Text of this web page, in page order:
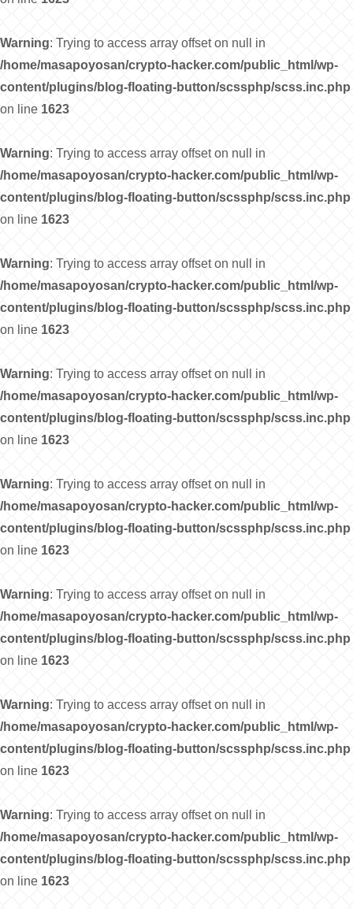
Warning: Trying to access array offset on null in
/home/masapoyosan/crypto-hacker.com/public_html/wp-
content/plugins/blog-floating-button/scssphp/scss.inc.php
on line 1623
Warning: Trying to access array offset on null in
/home/masapoyosan/crypto-hacker.com/public_html/wp-
content/plugins/blog-floating-button/scssphp/scss.inc.php
on line 1623
Warning: Trying to access array offset on null in
/home/masapoyosan/crypto-hacker.com/public_html/wp-
content/plugins/blog-floating-button/scssphp/scss.inc.php
on line 1623
Warning: Trying to access array offset on null in
/home/masapoyosan/crypto-hacker.com/public_html/wp-
content/plugins/blog-floating-button/scssphp/scss.inc.php
on line 1623
Warning: Trying to access array offset on null in
/home/masapoyosan/crypto-hacker.com/public_html/wp-
content/plugins/blog-floating-button/scssphp/scss.inc.php
on line 1623
Warning: Trying to access array offset on null in
/home/masapoyosan/crypto-hacker.com/public_html/wp-
content/plugins/blog-floating-button/scssphp/scss.inc.php
on line 1623
Warning: Trying to access array offset on null in
/home/masapoyosan/crypto-hacker.com/public_html/wp-
content/plugins/blog-floating-button/scssphp/scss.inc.php
on line 1623
Warning: Trying to access array offset on null in
/home/masapoyosan/crypto-hacker.com/public_html/wp-
content/plugins/blog-floating-button/scssphp/scss.inc.php
on line 1623